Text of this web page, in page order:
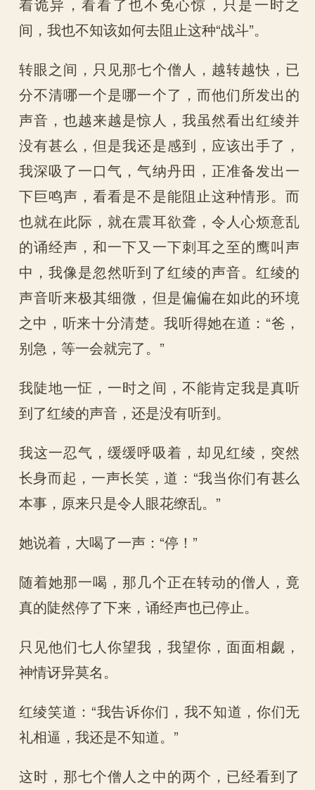
间，我也不知该如何去阻止这种“战斗”。
转眼之间，只见那七个僧人，越转越快，已
分不清哪一个是哪一个了，而他们所发出的
声音，也越来越是惊人，我虽然看出红绫并
没有甚么，但是我还是感到，应该出手了，
我深吸了一口气，气纳丹田，正准备发出一
下巨鸣声，看看是不是能阻止这种情形。而
也就在此际，就在震耳欲聋，令人心烦意乱
的诵经声，和一下又一下刺耳之至的鹰叫声
中，我像是忽然听到了红绫的声音。红绫的
声音听来极其细微，但是偏偏在如此的环境
之中，听来十分清楚。我听得她在道：“爸，
别急，等一会就完了。”
我陡地一怔，一时之间，不能肯定我是真听
到了红绫的声音，还是没有听到。
我这一忍气，缓缓呼吸着，却见红绫，突然
长身而起，一声长笑，道：“我当你们有甚么
本事，原来只是令人眼花缭乱。”
她说着，大喝了一声：“停！”
随着她那一喝，那几个正在转动的僧人，竟
真的陡然停了下来，诵经声也已停止。
只见他们七人你望我，我望你，面面相觑，
神情讶异莫名。
红绫笑道：“我告诉你们，我不知道，你们无
礼相逼，我还是不知道。”
这时，那七个僧人之中的两个，已经看到了